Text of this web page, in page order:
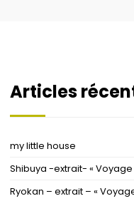
Articles
my little house
Shibuya -extrait- «
Ryokan – extrait – «